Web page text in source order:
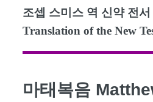
조셉 스미스 역 신약 전서
Translation of the New
마태복음